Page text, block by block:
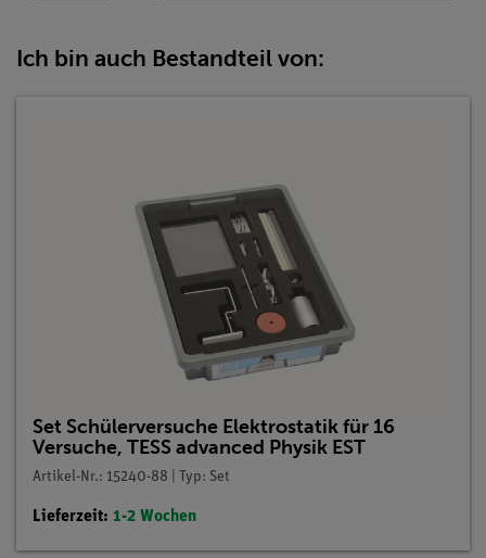
Ich bin auch Bestandteil von:
Set Schülerversuche Elektrostatik für 16
Versuche, TESS advanced Physik EST
Artikel-Nr.: 15240-88 | Typ: Set
Lieferzeit: 1-2 Wochen